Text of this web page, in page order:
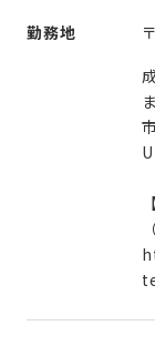
勤務地